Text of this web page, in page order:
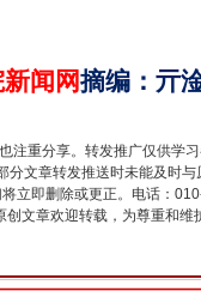
闻网摘编 ： 亓
注重分享。转发推广仅供学
分文章转发推送时未能及时与
立即删除或更正。电话：
文章欢迎转载，为尊重和维
新中国诞生的见证